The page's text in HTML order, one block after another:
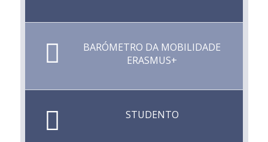
BARÓMETRO DA MOBILIDADE
ERASMUS+
STUDENTO